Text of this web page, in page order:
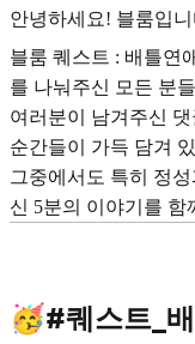
안녕하세요! 블룸입니
블룸 퀘스트 : 배틀연
를 나눠주신 모든 분
여러분이 남겨주신
순간들이 가득 담겨
그중에서도 특히 정
신 5분의 이야기를 함
🥳#퀘스트_